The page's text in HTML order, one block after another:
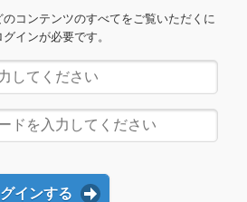
コンテンツのすべてをご覧いただくに
グインが必要です。
インする